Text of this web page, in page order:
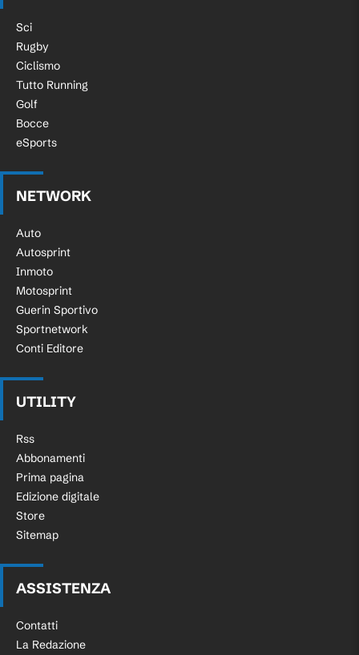
Sci
Rugby
Ciclismo
Tutto Running
Golf
Bocce
eSports
NETWORK
Auto
Autosprint
Inmoto
Motosprint
Guerin Sportivo
Sportnetwork
Conti Editore
UTILITY
Rss
Abbonamenti
Prima pagina
Edizione digitale
Store
Sitemap
ASSISTENZA
Contatti
La Redazione